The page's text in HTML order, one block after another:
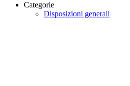
Categorie
Disposizioni generali